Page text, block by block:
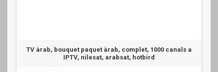
TV àrab, bouquet paquet àrab, complet, 1000 canals a
IPTV, nilesat, arabsat, hotbird